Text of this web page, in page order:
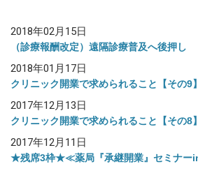
2018年02月15日
（診療報酬改定）遠隔診療普及へ後押し
2018年01月17日
クリニック開業で求められること【その9】
2017年12月13日
クリニック開業で求められること【その8】
2017年12月11日
★残席3枠★≪薬局『承継開業』セミナー